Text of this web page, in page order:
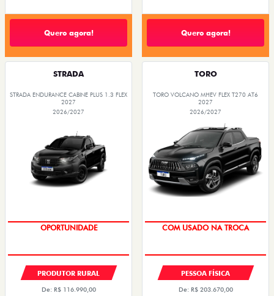
Quero agora! Quero agora!
STRADA
STRADA ENDURANCE CABINE PLUS 1.3 FLEX
2027
2026/2027
PRODUTOR RURAL
De: R$ 116.990,00
TORO
TORO VOLCANO MHEV FLEX T270 AT6
2027
2026/2027
PESSOA FÍSICA
De: R$ 203.670,00